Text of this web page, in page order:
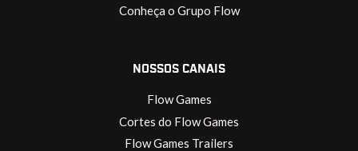
Conheça o Grupo Flow
NOSSOS CANAIS
Flow Games
Cortes do Flow Games
Flow Games Trailers